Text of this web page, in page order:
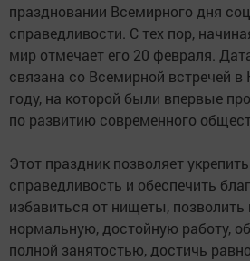
праздновании Всемирного дня
справедливости. С тех пор,
мир отмечает его 20 февраля.
связана со Всемирной встречей в
году, на которой были впервые
по развитию современного
Этот праздник позволяет
справедливость и обеспечить
избавиться от нищеты,
нормальную, достойную работу,
полной занятостью, достичь